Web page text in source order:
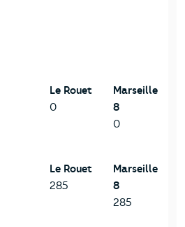
Le Rouet
0
Marseille
8
0
Le Rouet
285
Marseille
8
285